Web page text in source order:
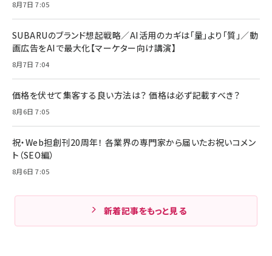
8月7日 7:05
SUBARUのブランド想起戦略／AI活用のカギは「量」より「質」／動
画広告をAIで最大化【マーケター向け講演】
8月7日 7:04
価格を伏せて集客する良い方法は？ 価格は必ず記載すべき？
8月6日 7:05
祝・Web担創刊20周年！ 各業界の専門家から届いたお祝いコメン
ト（SEO編）
8月6日 7:05
新着記事をもっと見る